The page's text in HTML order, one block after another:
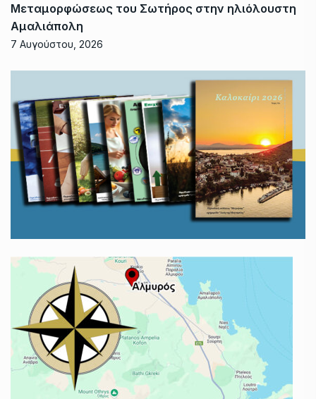
Μεταμορφώσεως του Σωτήρος στην ηλιόλουστη
Αμαλιάπολη
7 Αυγούστου, 2026